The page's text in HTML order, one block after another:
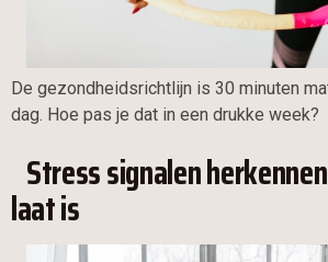
De gezondheidsrichtlijn is 30 minuten
dag. Hoe pas je dat in een drukke week?
Stress signalen
laat is